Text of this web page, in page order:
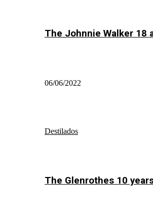
The Johnnie Walker 18
06/06/2022
Destilados
The Glenrothes 10